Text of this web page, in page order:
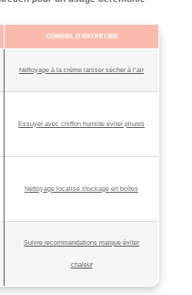
CONSEIL D’ENTRETIEN
Nettoyage à la crème laisser sécher à l’air
Essuyer avec chiffon humide éviter pliures
Nettoyage localisé stockage en boîtes
Suivre recommandations marque éviter
chaleur